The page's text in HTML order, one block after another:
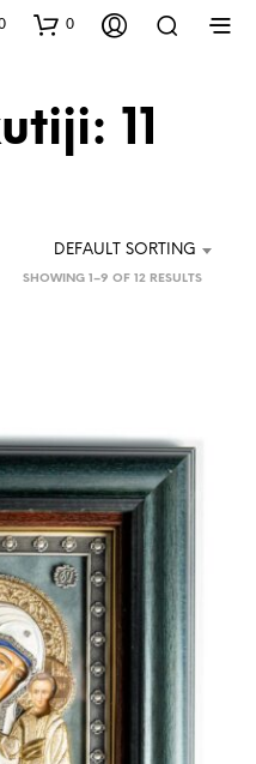
0
11
DEFAULT SORTING
SHOWING 1–9 OF 12 RESULTS